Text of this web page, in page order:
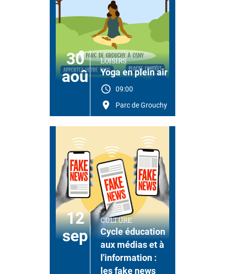
30
aoû
LOISIRS
Yoga en plein air
09:00
Parc de Grouchy
12
sep
CULTURE
Cycle éducation
aux médias et à
l'information :
les fake news